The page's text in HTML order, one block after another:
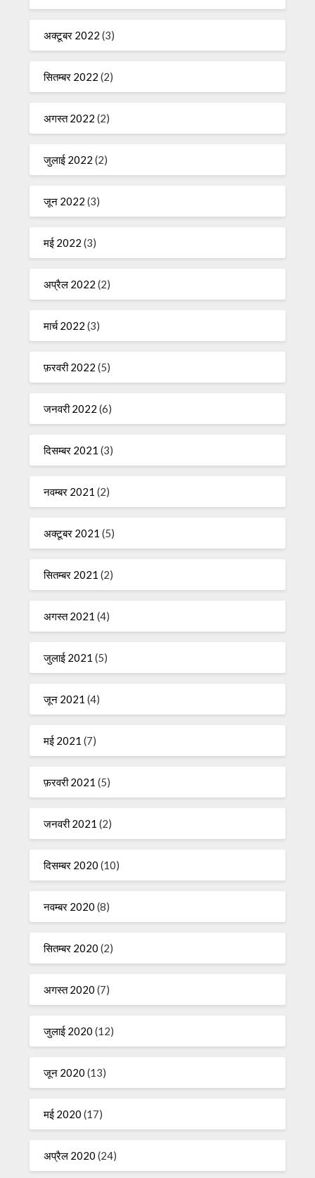
अक्टूबर 2022 (3)
सितम्बर 2022 (2)
अगस्त 2022 (2)
जुलाई 2022 (2)
जून 2022 (3)
मई 2022 (3)
अप्रैल 2022 (2)
मार्च 2022 (3)
फ़रवरी 2022 (5)
जनवरी 2022 (6)
दिसम्बर 2021 (3)
नवम्बर 2021 (2)
अक्टूबर 2021 (5)
सितम्बर 2021 (2)
अगस्त 2021 (4)
जुलाई 2021 (5)
जून 2021 (4)
मई 2021 (7)
फ़रवरी 2021 (5)
जनवरी 2021 (2)
दिसम्बर 2020 (10)
नवम्बर 2020 (8)
सितम्बर 2020 (2)
अगस्त 2020 (7)
जुलाई 2020 (12)
जून 2020 (13)
मई 2020 (17)
अप्रैल 2020 (24)